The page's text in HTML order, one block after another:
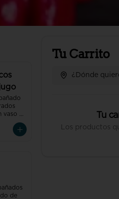
vaso
de
300
de
de
Tu Carrito
¿Dónde
Tu
Los productos